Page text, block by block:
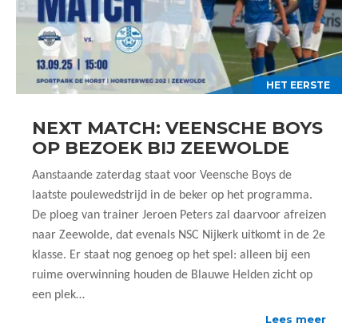
HET EERSTE
NEXT MATCH: VEENSCHE BOYS
OP BEZOEK BIJ ZEEWOLDE
Aanstaande zaterdag staat voor Veensche Boys de
laatste poulewedstrijd in de beker op het programma.
De ploeg van trainer Jeroen Peters zal daarvoor afreizen
naar Zeewolde, dat evenals NSC Nijkerk uitkomt in de 2e
klasse. Er staat nog genoeg op het spel: alleen bij een
ruime overwinning houden de Blauwe Helden zicht op
een plek…
Lees meer